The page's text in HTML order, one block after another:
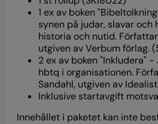
1 ex av boken
synen på judar, slavar och
historia och nutid.
utgiven av Verbum förlag.
2 ex av boken "Inkludera"
hbtq i organisationen.
Sandahl, utgiven av
Inklusive startavgift
Innehållet i paketet kan inte